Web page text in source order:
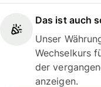
Das ist auch
Unser
Wechselkurs
der
anzeigen.